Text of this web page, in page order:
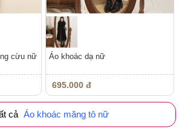
cừu nữ Áo khoác dạ nữ
695.000 đ
cả Áo khoác măng tô nữ